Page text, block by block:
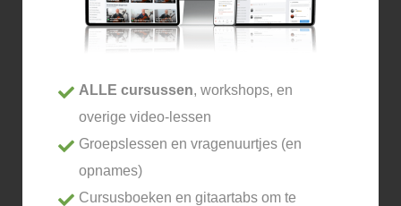
ALLE cursussen, workshops, en
overige video-lessen
Groepslessen en vragenuurtjes (en
opnames)
Cursusboeken en gitaartabs om te